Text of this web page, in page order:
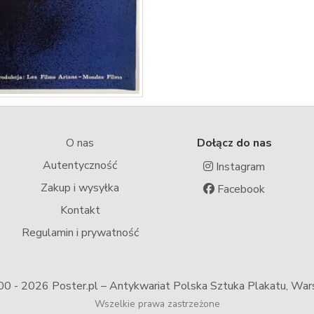
O nas
Autentyczność
Zakup i wysyłka
Kontakt
Regulamin i prywatność
Dołącz do nas
Instagram
Facebook
- 2026 Poster.pl – Antykwariat Polska Sztuka Plakatu,
Wszelkie prawa zastrzeżone